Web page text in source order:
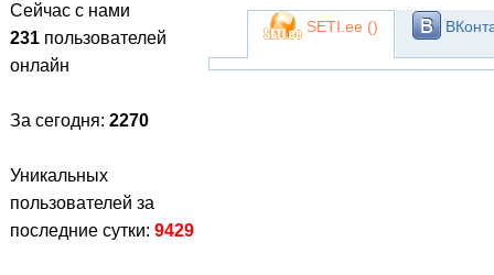
Сейчас с нами
231 пользователей
онлайн
За сегодня: 2270
Уникальных
пользователей за
последние сутки: 9429
SETI.ee ()